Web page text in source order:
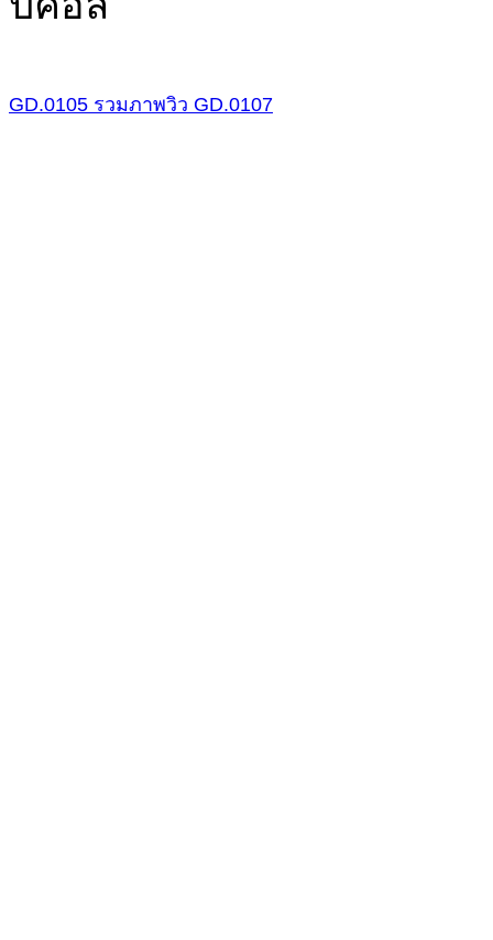
GD.0105 รวมภาพวิว GD.0107